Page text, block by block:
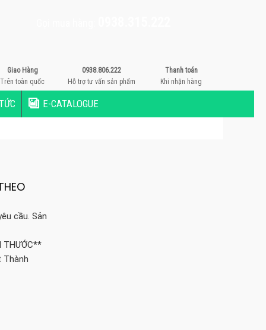
Giao Hàng
Trên toàn quốc
0938.806.222
Hỗ trợ tư vấn sản phẩm
Thanh toán
Khi nhận hàng
E-CATALOGUE
cầu. Sản
THƯỚC**
Thành